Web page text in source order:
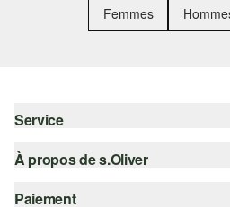
Femmes
Service
Aide - FAQ
À propos de s.Oliver
S'abonner à la Newsletter
Paiement